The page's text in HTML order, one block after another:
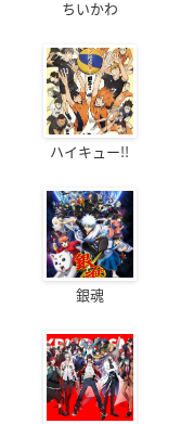
ちいかわ
ハイキュー!!
銀魂